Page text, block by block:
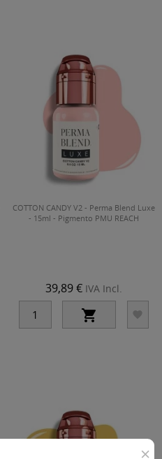
COTTON CANDY V2 - Perma Blend Luxe
- 15ml - Pigmento PMU REACH
39,89 € IVA Incl.
 
×